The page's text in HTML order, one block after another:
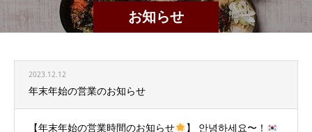
お知らせ
2023.12.12
年末年始の営業のお知らせ
【年末年始の営業時間のお知らせ
】 안녕하세요〜！